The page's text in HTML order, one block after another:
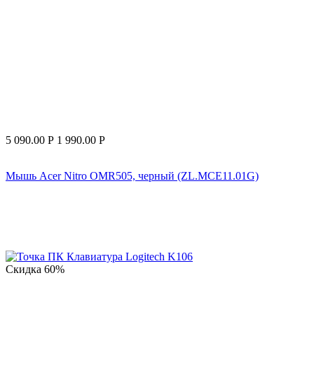
5 090.00 Р 1 990.00 Р
Мышь Acer Nitro OMR505, черный (ZL.MCE11.01G)
Скидка 60%